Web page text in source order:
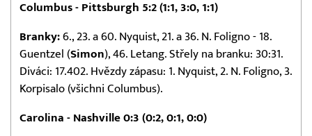
Columbus - Pittsburgh 5:2 (1:1, 3:0, 1:1)
Branky: 6., 23. a 60. Nyquist, 21. a 36. N. Foligno - 18.
Guentzel (Simon), 46. Letang. Střely na branku: 30:31.
Diváci: 17.402. Hvězdy zápasu: 1. Nyquist, 2. N. Foligno, 3.
Korpisalo (všichni Columbus).
Carolina - Nashville 0:3 (0:2, 0:1, 0:0)